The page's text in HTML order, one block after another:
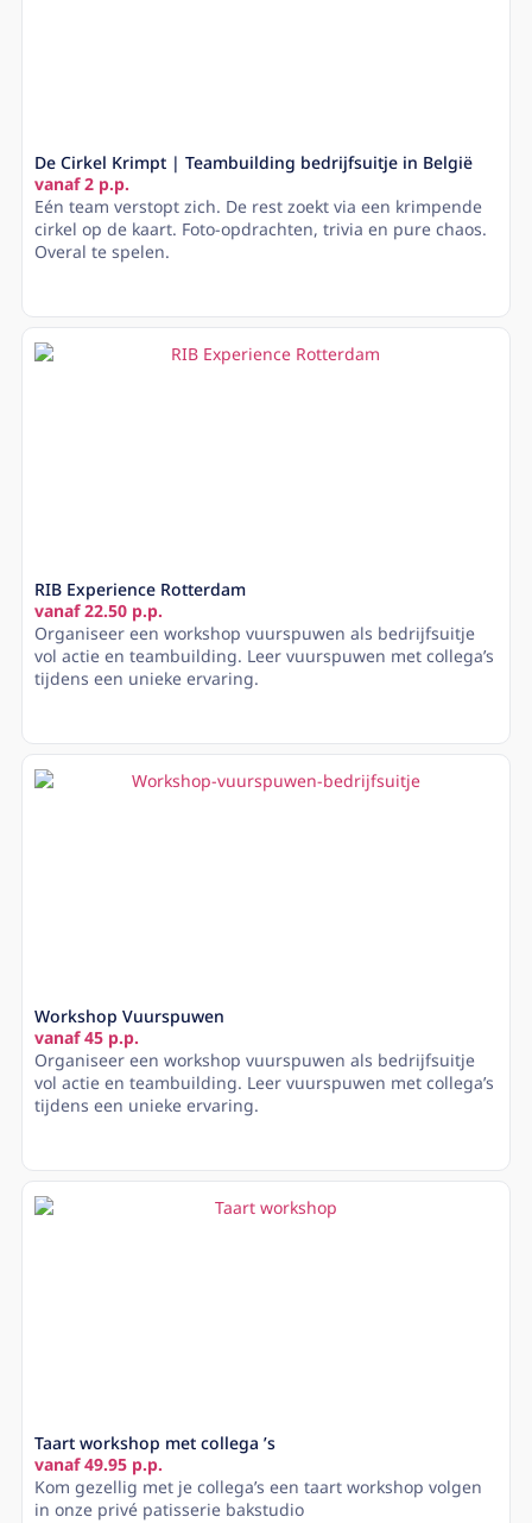
De Cirkel Krimpt | Teambuilding bedrijfsuitje in België
vanaf 2 p.p.
Eén team verstopt zich. De rest zoekt via een krimpende
cirkel op de kaart. Foto-opdrachten, trivia en pure chaos.
Overal te spelen.
RIB Experience Rotterdam
vanaf 22.50 p.p.
Organiseer een workshop vuurspuwen als bedrijfsuitje
vol actie en teambuilding. Leer vuurspuwen met collega’s
tijdens een unieke ervaring.
Workshop Vuurspuwen
vanaf 45 p.p.
Organiseer een workshop vuurspuwen als bedrijfsuitje
vol actie en teambuilding. Leer vuurspuwen met collega’s
tijdens een unieke ervaring.
Taart workshop met collega ’s
vanaf 49.95 p.p.
Kom gezellig met je collega’s een taart workshop volgen
in onze privé patisserie bakstudio